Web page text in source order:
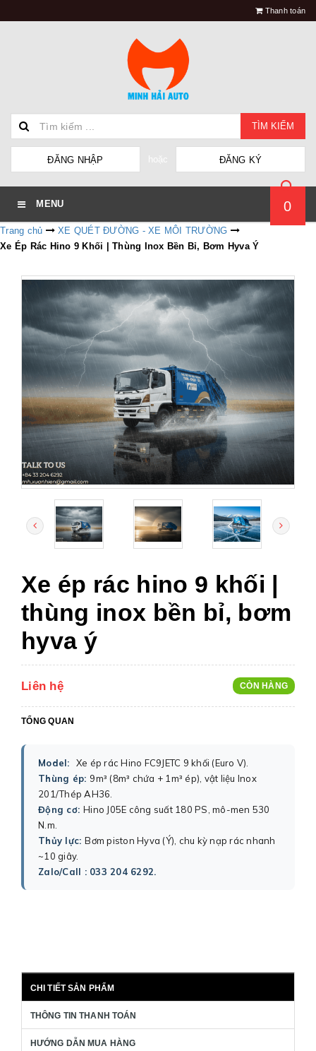
Thanh toán
TÌM KIẾM
ĐĂNG NHẬP hoặc ĐĂNG KÝ
MENU 0
Trang chủ
XE QUÉT ĐƯỜNG - XE MÔI TRƯỜNG
Xe Ép Rác Hino 9 Khối | Thùng Inox Bền Bỉ, Bơm Hyva Ý
Xe ép rác hino 9 khối |
thùng inox bền bỉ, bơm
hyva ý
Liên hệ CÒN HÀNG
TỔNG QUAN
Model:
Xe ép rác Hino FC9JETC 9 khối (Euro V).
Thùng ép: 9m³ (8m³ chứa + 1m³ ép), vật liệu Inox
201/Thép AH36.
Động cơ: Hino J05E công suất 180 PS, mô-men 530
N.m.
Thủy lực: Bơm piston Hyva (Ý), chu kỳ nạp rác nhanh
~10 giây.
Zalo/Call : 033 204 6292.
CHI TIẾT SẢN PHẨM
THÔNG TIN THANH TOÁN
HƯỚNG DẪN MUA HÀNG